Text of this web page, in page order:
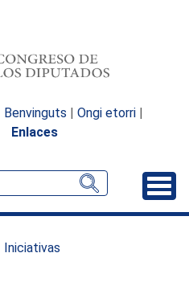
Benvinguts | Ongi etorri |
Enlaces
Iniciativas